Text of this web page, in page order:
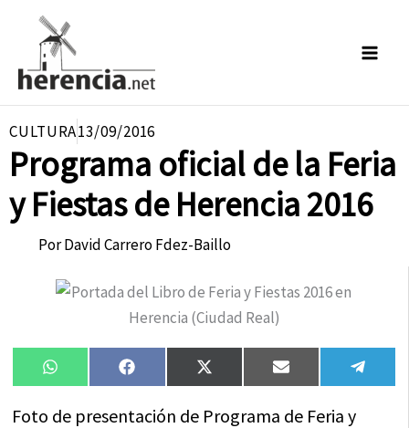
contenido
CULTURA13/09/2016
Programa oficial de la Feria
y Fiestas de Herencia 2016
PorDavid Carrero Fdez-Baillo
Compartir
en
WhatsAppCompartir
en
FacebookCompartir
en
X
(Twitter)
Compartir
en
Email
en
Foto de presentación de Programa de Feria y